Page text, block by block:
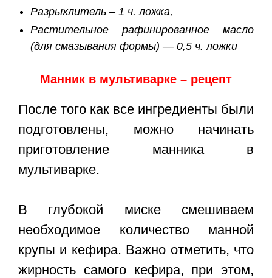
Разрыхлитель – 1 ч. ложка,
Растительное рафинированное масло
(для смазывания формы) — 0,5 ч. ложки
Манник в мультиварке – рецепт
После того как все ингредиенты были
подготовлены, можно начинать
приготовление манника в
мультиварке.
В глубокой миске смешиваем
необходимое количество манной
крупы и кефира. Важно отметить, что
жирность самого кефира, при этом,